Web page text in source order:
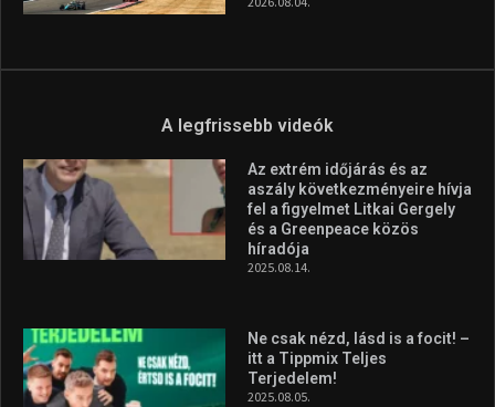
A legfrissebb videók
Az extrém időjárás és az
aszály következményeire hívja
fel a figyelmet Litkai Gergely
és a Greenpeace közös
híradója
2025.08.14.
Ne csak nézd, lásd is a focit! –
itt a Tippmix Teljes
Terjedelem!
2025.08.05.